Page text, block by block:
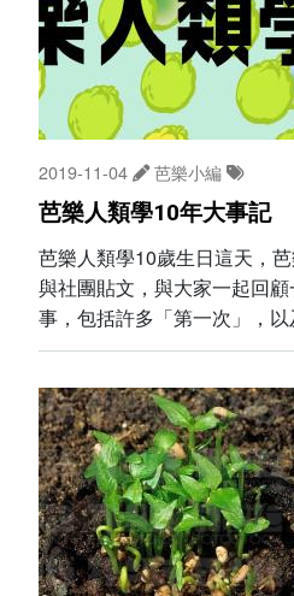
2019-11-04 芭樂小編
芭樂人類學10年大事記
芭樂人類學10歲生日這天，
與社團貼文，與大家一起回
事，包括許多「第一次」，以